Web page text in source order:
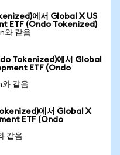
에서 Global X US
ETF (Ondo Tokenized)
와 같음
Tokenized)에서 Global
ETF (Ondo
같음
에서 Global X
ETF (Ondo
같음